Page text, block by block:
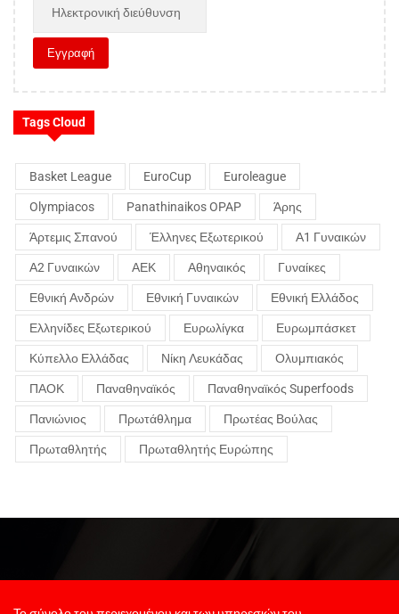
Tags Cloud
Basket League EuroCup Euroleague
Olympiacos Panathinaikos OPAP Άρης
Άρτεμις Σπανού Έλληνες Εξωτερικού Α1 Γυναικών
Α2 Γυναικών ΑΕΚ Αθηναικός Γυναίκες
Εθνική Ανδρών Εθνική Γυναικών Εθνική Ελλάδος
Ελληνίδες Εξωτερικού Ευρωλίγκα Ευρωμπάσκετ
Κύπελλο Ελλάδας Νίκη Λευκάδας Ολυμπιακός
ΠΑΟΚ Παναθηναϊκός Παναθηναϊκός Superfoods
Πανιώνιος Πρωτάθλημα Πρωτέας Βούλας
Πρωταθλητής Πρωταθλητής Ευρώπης